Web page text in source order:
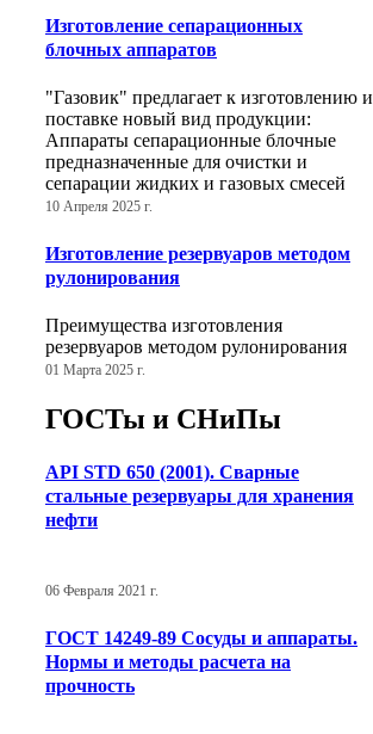
Изготовление сепарационных
блочных аппаратов
"Газовик" предлагает к изготовлению и
поставке новый вид продукции:
Аппараты сепарационные блочные
предназначенные для очистки и
сепарации жидких и газовых смесей
10 Апреля 2025 г.
Изготовление резервуаров методом
рулонирования
Преимущества изготовления
резервуаров методом рулонирования
01 Марта 2025 г.
ГОСТы и СНиПы
API STD 650 (2001). Сварные
стальные резервуары для хранения
нефти
06 Февраля 2021 г.
ГОСТ 14249-89 Сосуды и аппараты.
Нормы и методы расчета на
прочность